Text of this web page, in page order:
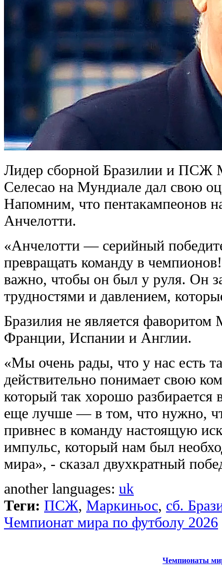
Лидер сборной Бразилии и ПСЖ
Селесао на Мундиале дал свою
Напомним, что пентакампеонов
Анчелотти.
«Анчелотти — серийный
превращать команду в
важно, чтобы он был у руля. Он
трудностями и давлением,
Бразилия не является фаворитом
Франции, Испании и Англии.
«Мы очень рады, что у нас есть
действительно понимает свою
который так хорошо разбирается
еще лучше — в том, что нужно,
привнес в команду настоящую
импульс, который нам был
мира», - сказал двухкратный
another languages: uk
Теги: ПСЖ, Маркиньос, сб.
Чемпионат мира по футболу 2026
Чемпионаты